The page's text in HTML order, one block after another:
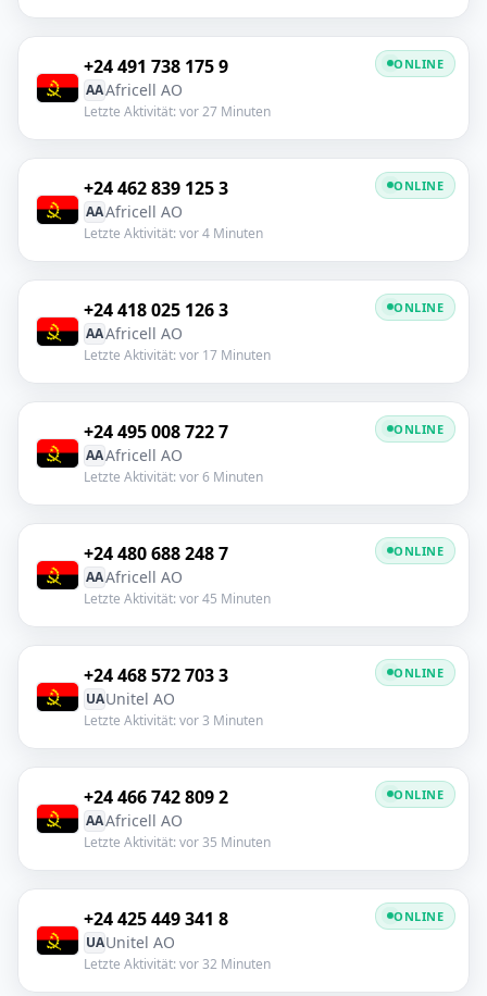
+24 491 738 175 9
AAAfricell AO
Letzte Aktivität: vor 27 Minuten
ONLINE
+24 462 839 125 3
AAAfricell AO
Letzte Aktivität: vor 4 Minuten
ONLINE
+24 418 025 126 3
AAAfricell AO
Letzte Aktivität: vor 17 Minuten
ONLINE
+24 495 008 722 7
AAAfricell AO
Letzte Aktivität: vor 6 Minuten
ONLINE
+24 480 688 248 7
AAAfricell AO
Letzte Aktivität: vor 45 Minuten
ONLINE
+24 468 572 703 3
UAUnitel AO
Letzte Aktivität: vor 3 Minuten
ONLINE
+24 466 742 809 2
AAAfricell AO
Letzte Aktivität: vor 35 Minuten
ONLINE
+24 425 449 341 8
UAUnitel AO
Letzte Aktivität: vor 32 Minuten
ONLINE